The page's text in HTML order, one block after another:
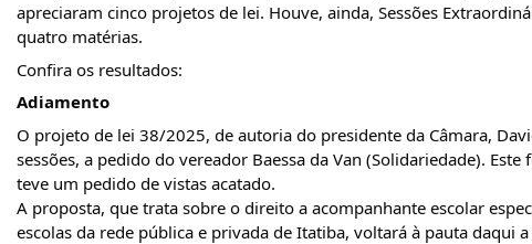
apreciaram cinco projetos de lei. Houve, ainda, Sessões
quatro matérias.
Confira os resultados:
Adiamento
O projeto de lei 38/2025, de autoria do presidente da Câmara,
sessões, a pedido do vereador Baessa da Van (Solidariedade).
teve um pedido de vistas acatado.
A proposta, que trata sobre o direito a acompanhante escolar
escolas da rede pública e privada de Itatiba, voltará à pauta daqui a